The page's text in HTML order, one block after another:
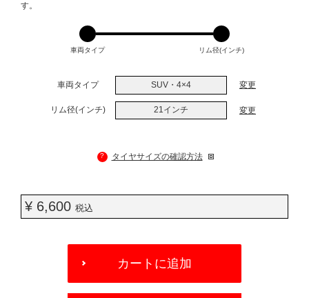
す。
車両タイプ リム径(インチ)
車両タイプ SUV・4×4 変更
リム径(インチ) 21インチ 変更
? タイヤサイズの確認方法
¥ 6,600 税込
OPTIONS
カートに追加